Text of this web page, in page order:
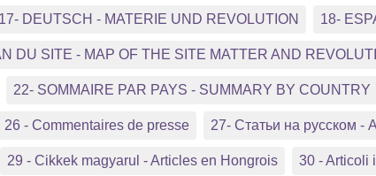
17- DEUTSCH - MATERIE UND REVOLUTION 18-
DU SITE - MAP OF THE SITE MATTER AND
22- SOMMAIRE PAR PAYS - SUMMARY BY COUNTRY
26 - Commentaires de presse 27- Статьи на русском -
29 - Cikkek magyarul - Articles en Hongrois 30 - Articoli